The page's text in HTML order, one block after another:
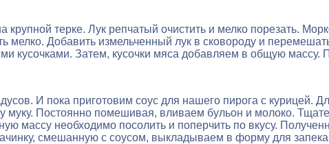
крупной терке. Лук репчатый очистить и мелко порезать.
мелко. Добавить измельченный лук в сковороду и
кусочками. Затем, кусочки мяса добавляем в общую
И пока приготовим соус для нашего пирога с курицей.
муку. Постоянно помешивая, вливаем бульон и молоко.
массу необходимо посолить и поперчить по вкусу.
смешанную с соусом, выкладываем в форму для